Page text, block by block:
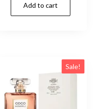
Add to cart
Sale!